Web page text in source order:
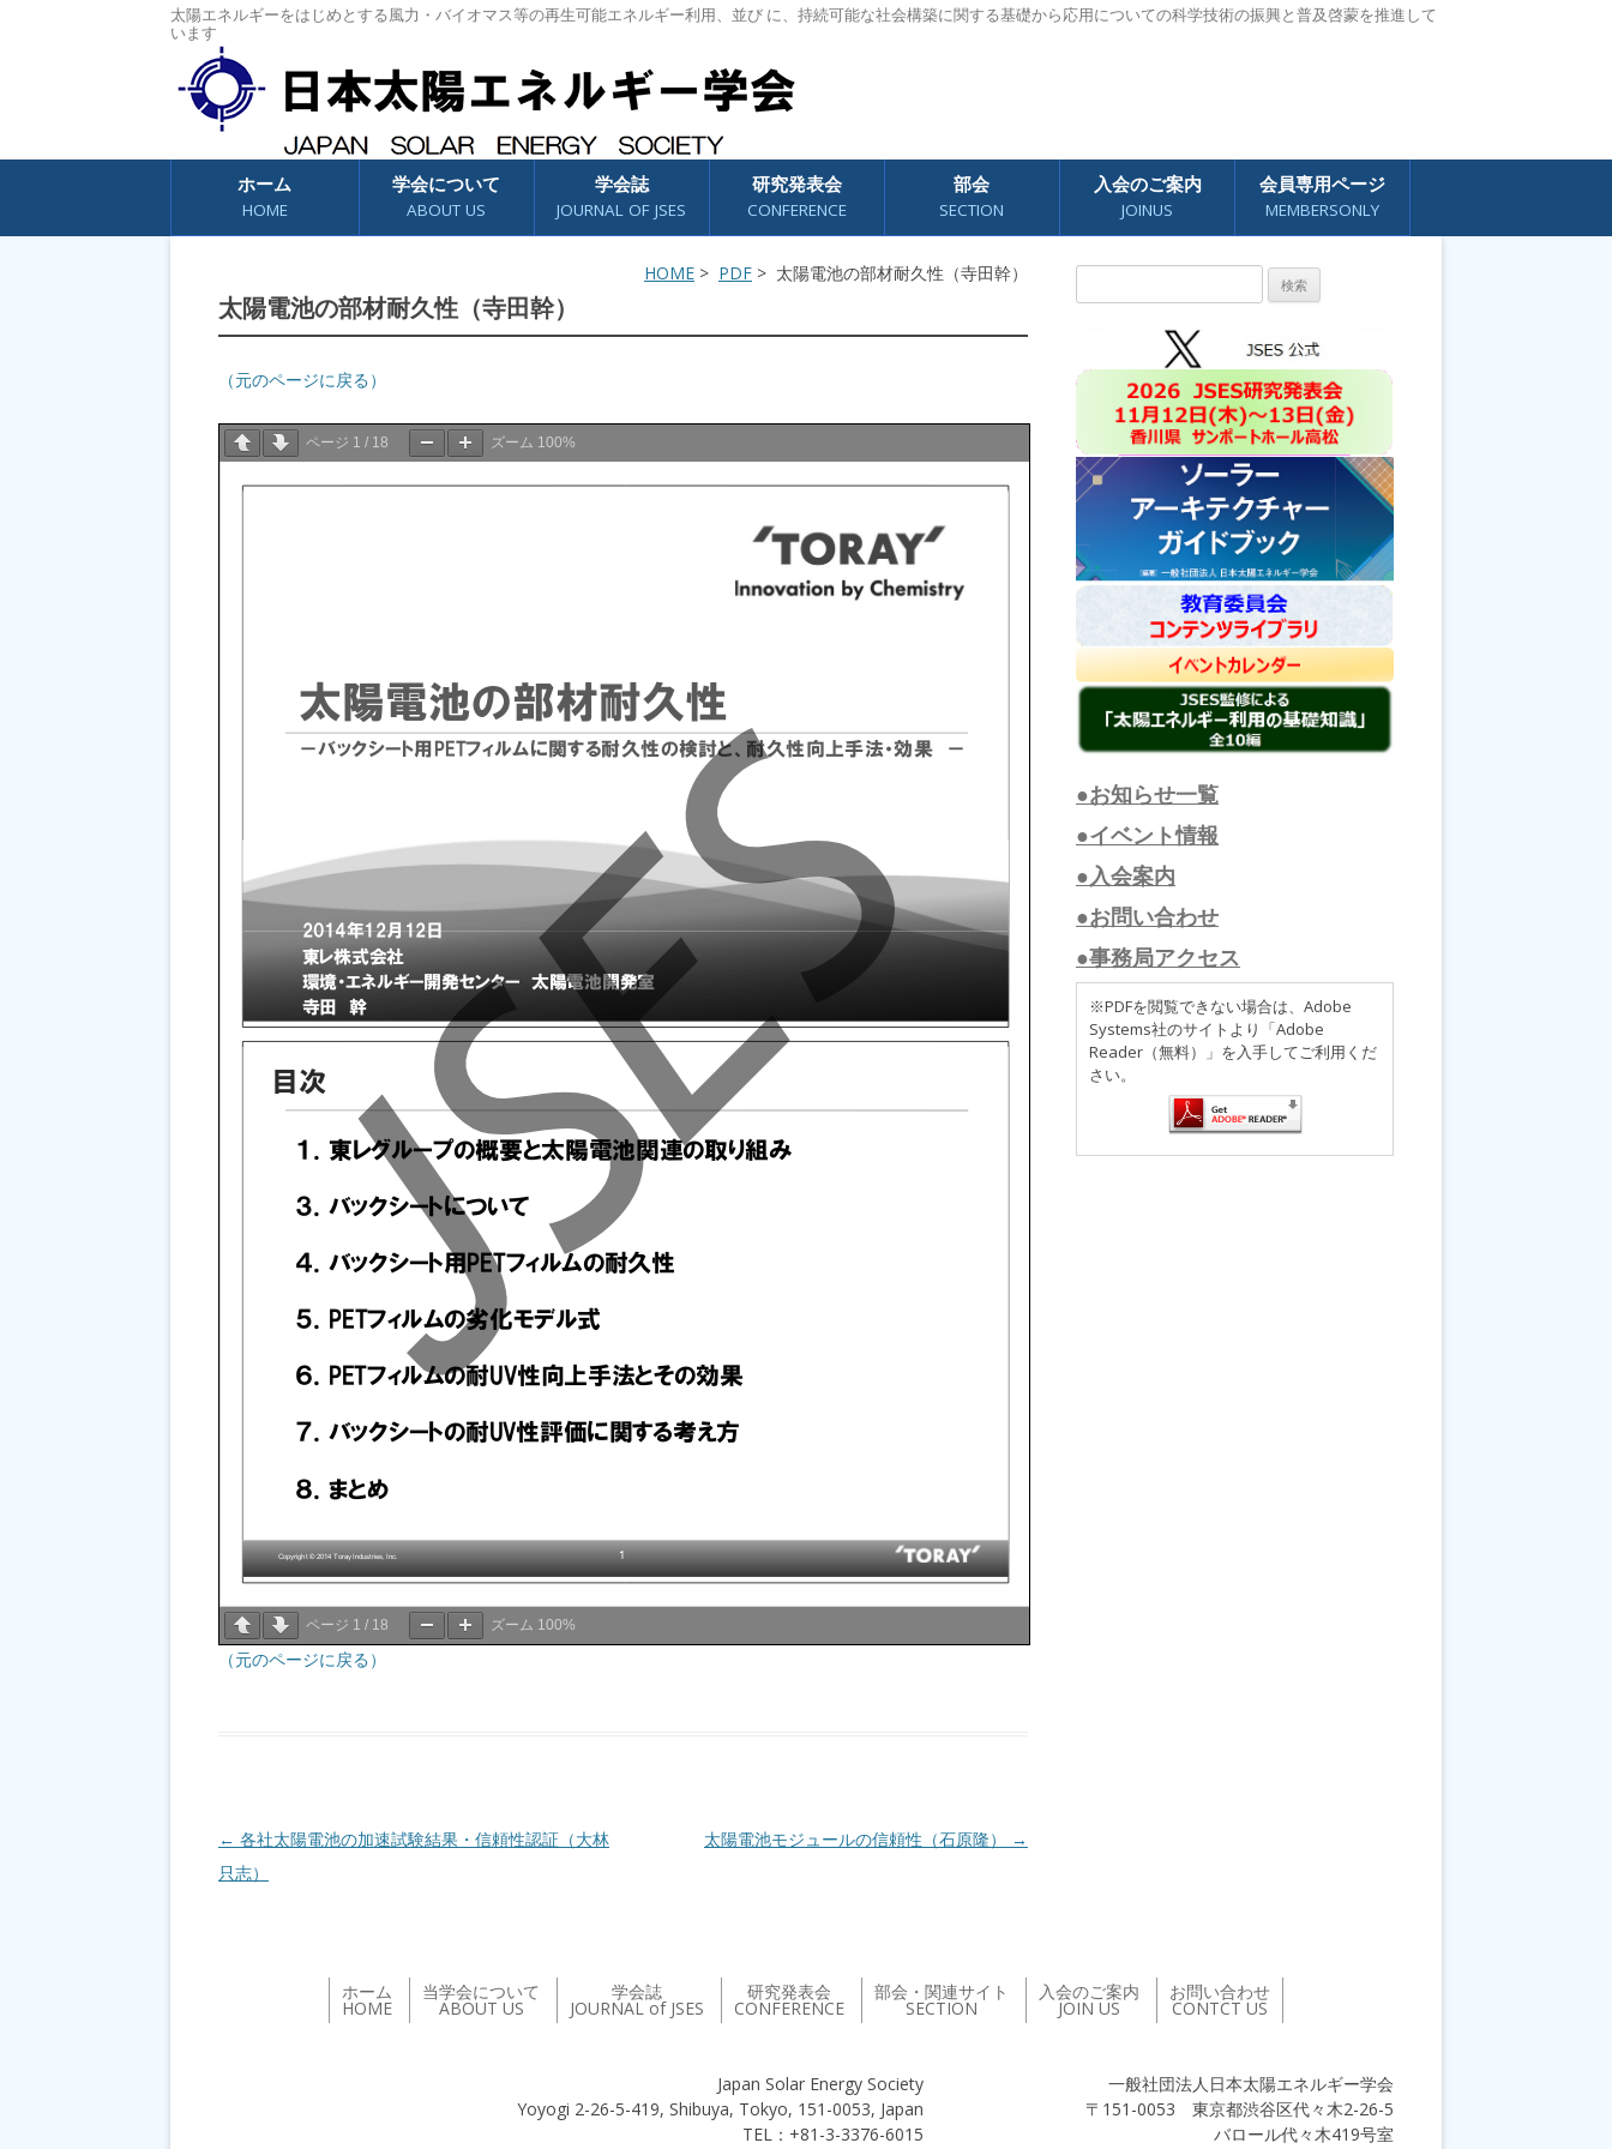
太陽エネルギーをはじめとする風力・バイオマス等の再生可能エネルギー利用、並び に、持続可能な社会構築に関する基礎から応用についての科学技術の振興と普及啓蒙を推進して
います
コンテンツへスキップ
ホーム
HOME
学会について
ABOUT US
学会誌
JOURNAL OF JSES
研究発表会
CONFERENCE
部会
SECTION
入会のご案内
JOINUS
会員専用ページ
MEMBERSONLY
HOME > PDF > 太陽電池の部材耐久性（寺田幹）
太陽電池の部材耐久性（寺田幹）
（元のページに戻る）
ページ 1 / 18 ズーム 100%
ページ 1 / 18 ズーム 100%
（元のページに戻る）
投稿ナビゲーション
← 各社太陽電池の加速試験結果・信頼性認証（大林
只志）
太陽電池モジュールの信頼性（石原隆） →
索:
●お知らせ一覧
●イベント情報
●入会案内
●お問い合わせ
●事務局アクセス
※PDFを閲覧できない場合は、Adobe
Systems社のサイトより「Adobe
Reader（無料）」を入手してご利用くだ
さい。
ホーム
HOME
当学会について
ABOUT US
学会誌
JOURNAL of JSES
研究発表会
CONFERENCE
部会・関連サイト
SECTION
入会のご案内
JOIN US
お問い合わせ
CONTCT US
一般社団法人日本太陽エネルギー学会
〒151-0053 東京都渋谷区代々木2-26-5
バロール代々木419号室
Japan Solar Energy Society
Yoyogi 2-26-5-419, Shibuya, Tokyo, 151-0053, Japan
TEL：+81-3-3376-6015